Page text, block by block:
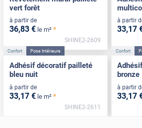
vert forêt
à partir de
36,83 € le m² *
SHINE2-2609
à partir
33,17
Confort Pose Intérieure
Adhésif décoratif pailleté
bleu nuit
à partir de
33,17 € le m² *
SHINE2-2611
Confort
bronze
à partir
33,17